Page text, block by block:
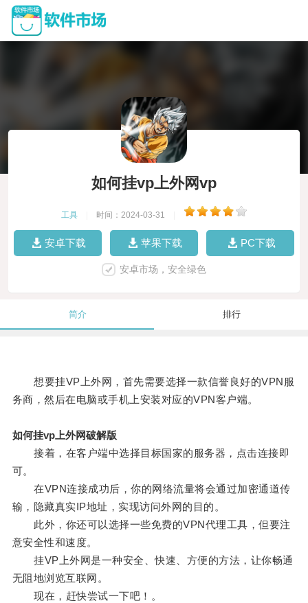
如何挂vp上外网vp
工具 时间：2024-03-31
安卓下载 苹果下载 PC下载
安卓市场，安全绿色
简介 排行
想要挂VP上外网，首先需要选择一款信誉良好的VPN服
务商，然后在电脑或手机上安装对应的VPN客户端。
如何挂vp上外网破解版
接着，在客户端中选择目标国家的服务器，点击连接即
可。
在VPN连接成功后，你的网络流量将会通过加密通道传
输，隐藏真实IP地址，实现访问外网的目的。
此外，你还可以选择一些免费的VPN代理工具，但要注
意安全性和速度。
挂VP上外网是一种安全、快速、方便的方法，让你畅通
无阻地浏览互联网。
现在，赶快尝试一下吧！。